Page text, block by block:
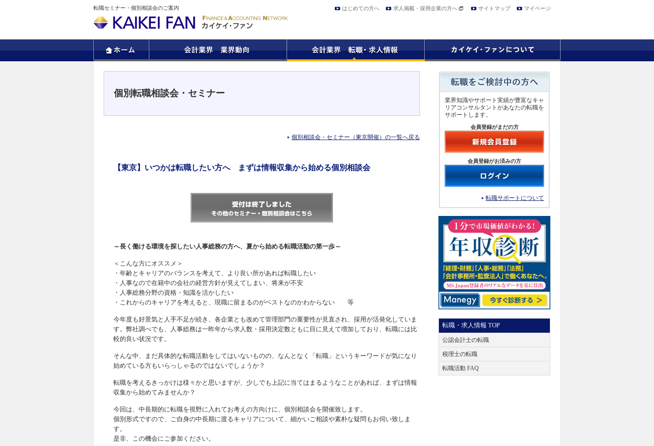
転職セミナー・個別相談会のご案内 はじめての方へ 求人掲載・採用企業の方へ サイトマップ マイページ
個別転職相談会・セミナー
個別相談会・セミナー（東京開催）の一覧へ戻る
【東京】いつかは転職したい方へ まずは情報収集から始める個別相談会
～長く働ける環境を探したい人事総務の方へ、夏から始める転職活動の第一歩～
＜こんな方にオススメ＞
・年齢とキャリアのバランスを考えて、より良い所があれば転職したい
・人事なので在籍中の会社の経営方針が見えてしまい、将来が不安
・人事総務分野の資格・知識を活かしたい
・これからのキャリアを考えると、現職に留まるのがベストなのかわからない 等
今年度も好景気と人手不足が続き、各企業とも改めて管理部門の重要性が見直され、採用が活発化していま
す。弊社調べでも、人事総務は一昨年から求人数・採用決定数ともに目に見えて増加しており、転職には比
較的良い状況です。
そんな中、まだ具体的な転職活動をしてはいないものの、なんとなく「転職」というキーワードが気になり
始めている方もいらっしゃるのではないでしょうか？
転職を考えるきっかけは様々かと思いますが、少しでも上記に当てはまるようなことがあれば、まずは情報
収集から始めてみませんか？
今回は、中長期的に転職を視野に入れてお考えの方向けに、個別相談会を開催致します。
個別形式ですので、ご自身の中長期に渡るキャリアについて、細かいご相談や素朴な疑問もお伺い致しま
す。
是非、この機会にご参加ください。
業界知識やサポート実績が豊富なキャ
リアコンサルタントがあなたの転職を
サポートします。
会員登録がまだの方
会員登録がお済みの方
転職サポートについて
転職・求人情報 TOP
公認会計士の転職
税理士の転職
転職活動 FAQ